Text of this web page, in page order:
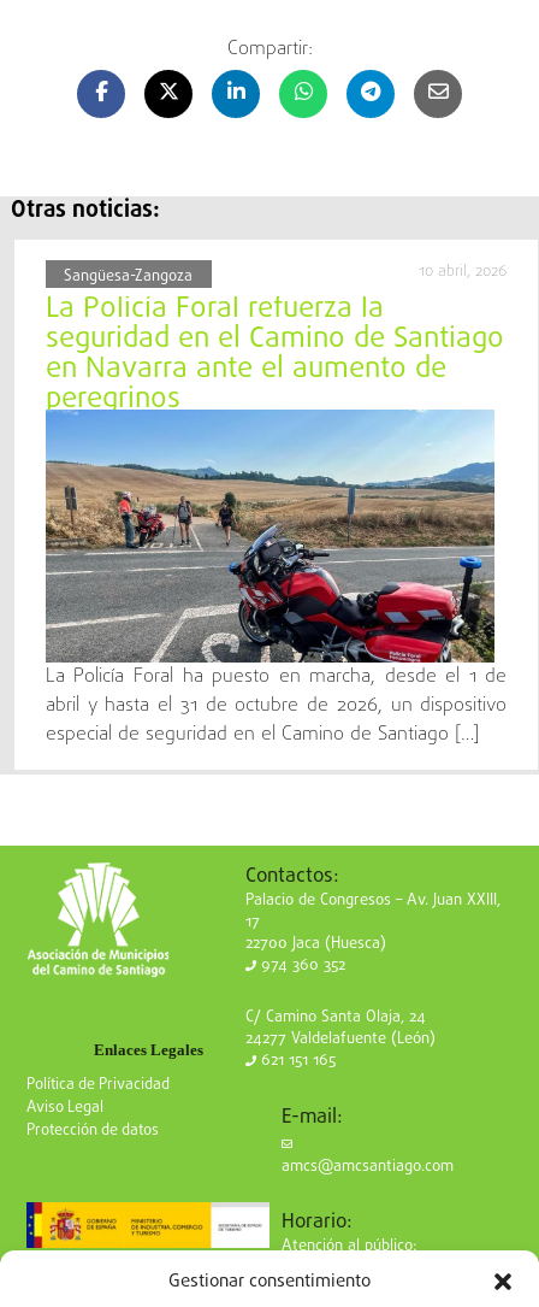
Gestionar consentimiento
Compartir:
Otras noticias:
Sangüesa-Zangoza 10 abril, 2026
La Policía Foral refuerza la
seguridad en el Camino de Santiago
en Navarra ante el aumento de
peregrinos
La Policía Foral ha puesto en marcha, desde el 1 de
abril y hasta el 31 de octubre de 2026, un dispositivo
especial de seguridad en el Camino de Santiago […]
Enlaces Legales
Política de Privacidad
Aviso Legal
Protección de datos
Contactos:
Palacio de Congresos – Av. Juan XXIII,
17
22700 Jaca (Huesca)
974 360 352
C/ Camino Santa Olaja, 24
24277 Valdelafuente (León)
621 151 165
E-mail:
amcs@amcsantiago.com
Horario:
Atención al público:
de 9 a 15h